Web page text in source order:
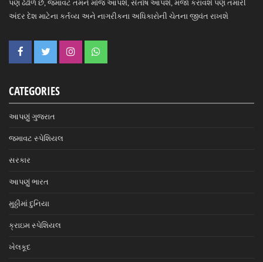
પણ ઢંઢોળે છે, જમાવટ તમને મોજ આપશે, સંતોષ આપશે, મજા કરાવશે પણ તમારી
અંદર દેશ માટેના કર્તવ્ય અને નાગરીકના અધિકારોની ચેતના જીવંત રાખશે
CATEGORIES
આપણું ગુજરાત
જમાવટ સ્પેશિયલ
સરકાર
આપણું ભારત
મુઠ્ઠીમાં દુનિયા
ક્રાઇમ સ્પેશિયલ
ખેલકૂદ